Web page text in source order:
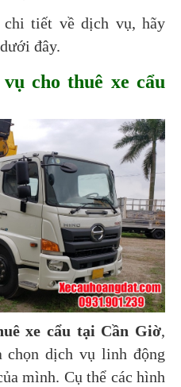
tiết về dịch vụ, hãy
đây.
cho thuê xe cẩu
xe cẩu tại Cần Giờ,
chọn dịch vụ linh động
mình. Cụ thể các hình